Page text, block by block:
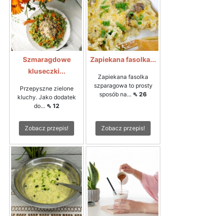
Szmaragdowe
kluseczki...
Przepyszne zielone
kluchy. Jako dodatek
do... ⇖ 12
Zobacz przepis!
Zapiekana fasolka...
Zapiekana fasolka
szparagowa to prosty
sposób na... ⇖ 26
Zobacz przepis!